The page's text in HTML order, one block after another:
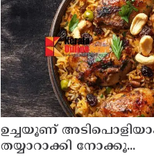
സിപിഐഎം സംസ്ഥാന സെക്രട്ടറി
ഉച്ചയൂണ്
തയ്യാറാക്കി നോക്കൂ...